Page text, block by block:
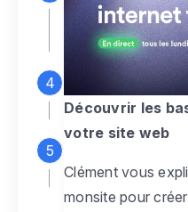
designpour
à votre image
Ajoutez des
présenter votre
pour rendre
Découvrir les
votre site web
Clément vous
monsite pour